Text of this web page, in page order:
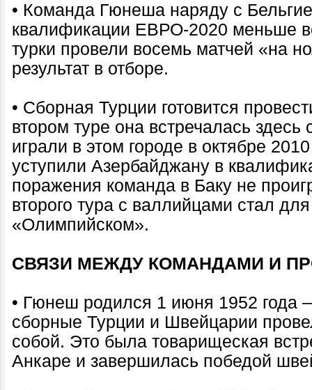
• Команда Гюнеша наряду с
квалификации ЕВРО-2020 меньше
турки провели восемь матчей «на
результат в отборе.
• Сборная Турции готовится
втором туре она встречалась здесь
играли в этом городе в октябре
уступили Азербайджану в
поражения команда в Баку не
второго тура с валлийцами стал
«Олимпийском».
СВЯЗИ МЕЖДУ КОМАНДАМИ И
• Гюнеш родился 1 июня 1952 года
сборные Турции и Швейцарии
собой. Это была товарищеская
Анкаре и завершилась победой